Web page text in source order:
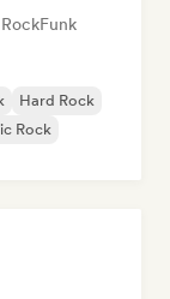
Funk
Hard Rock
Rock